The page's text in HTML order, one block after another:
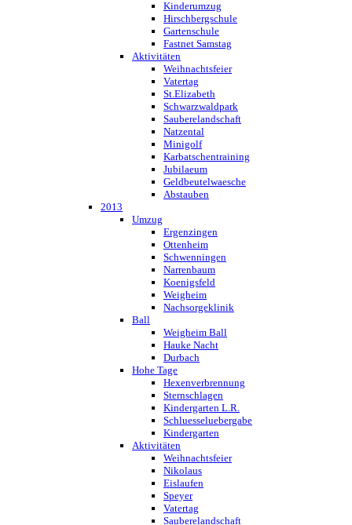
Kinderumzug
Hirschbergschule
Gartenschule
Fastnet Samstag
Aktivitäten
Weihnachtsfeier
Vatertag
St.Elizabeth
Schwarzwaldpark
Sauberelandschaft
Natzental
Minigolf
Karbatschentraining
Jubilaeum
Geldbeutelwaesche
Abstauben
2013
Umzug
Ergenzingen
Ottenheim
Schwenningen
Narrenbaum
Koenigsfeld
Weigheim
Nachsorgeklinik
Ball
Weigheim Ball
Hauke Nacht
Durbach
Hohe Tage
Hexenverbrennung
Sternschlagen
Kindergarten L.R.
Schluesseluebergabe
Kindergarten
Aktivitäten
Weihnachtsfeier
Nikolaus
Eislaufen
Speyer
Vatertag
Sauberelandschaft